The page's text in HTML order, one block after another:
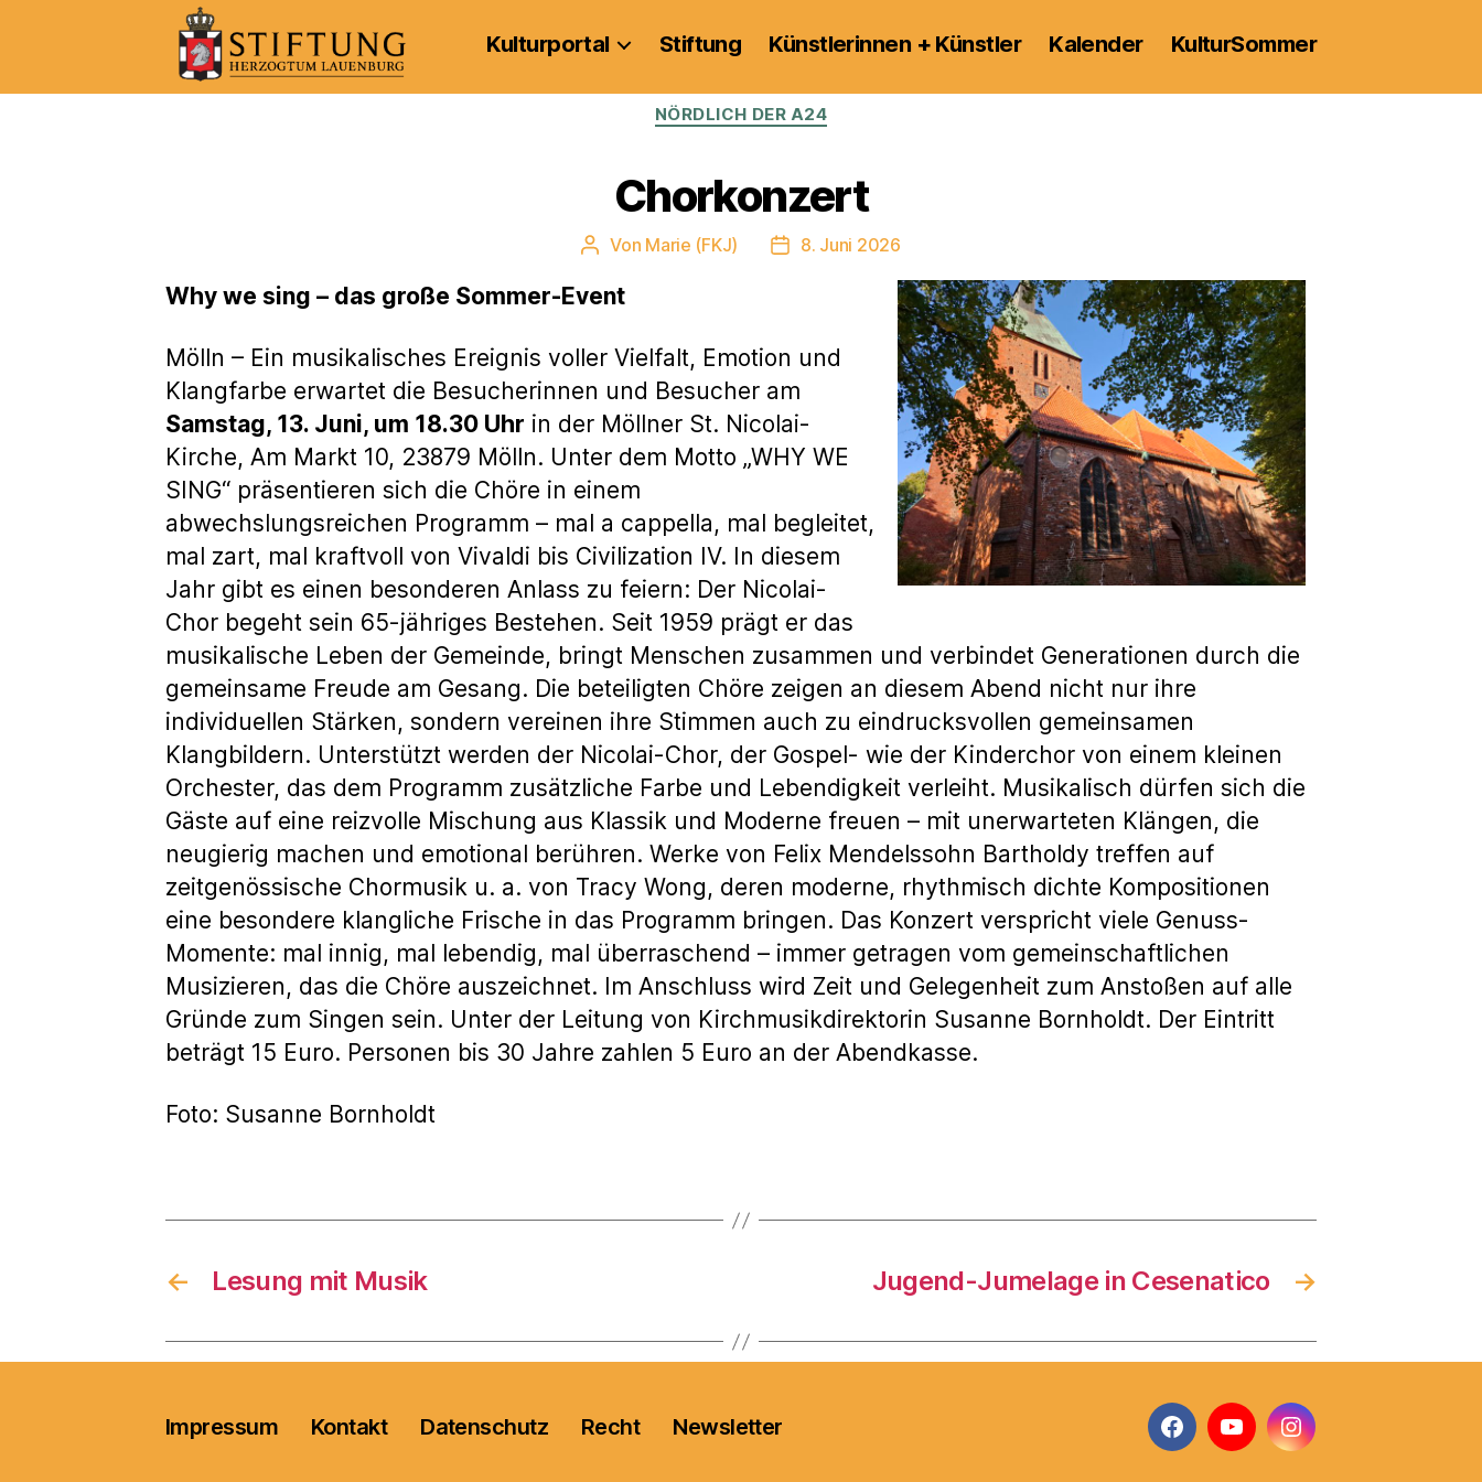
Kulturportal
Kulturportal Stiftung Künstlerinnen + Künstler Kalender KulturSommer
Kategorien
NÖRDLICH DER A24
Chorkonzert
Beitragsautor
Von Marie (FKJ) Veröffentlichungsdatum
8. Juni 2026
Why we sing – das große Sommer-Event
Mölln – Ein musikalisches Ereignis voller Vielfalt, Emotion und
Klangfarbe erwartet die Besucherinnen und Besucher am
Samstag, 13. Juni, um 18.30 Uhr in der Möllner St. Nicolai-
Kirche, Am Markt 10, 23879 Mölln. Unter dem Motto „WHY WE
SING“ präsentieren sich die Chöre in einem
abwechslungsreichen Programm – mal a cappella, mal begleitet,
mal zart, mal kraftvoll von Vivaldi bis Civilization IV. In diesem
Jahr gibt es einen besonderen Anlass zu feiern: Der Nicolai-
Chor begeht sein 65-jähriges Bestehen. Seit 1959 prägt er das
musikalische Leben der Gemeinde, bringt Menschen zusammen und verbindet Generationen durch die
gemeinsame Freude am Gesang. Die beteiligten Chöre zeigen an diesem Abend nicht nur ihre
individuellen Stärken, sondern vereinen ihre Stimmen auch zu eindrucksvollen gemeinsamen
Klangbildern. Unterstützt werden der Nicolai-Chor, der Gospel- wie der Kinderchor von einem kleinen
Orchester, das dem Programm zusätzliche Farbe und Lebendigkeit verleiht. Musikalisch dürfen sich die
Gäste auf eine reizvolle Mischung aus Klassik und Moderne freuen – mit unerwarteten Klängen, die
neugierig machen und emotional berühren. Werke von Felix Mendelssohn Bartholdy treffen auf
zeitgenössische Chormusik u. a. von Tracy Wong, deren moderne, rhythmisch dichte Kompositionen
eine besondere klangliche Frische in das Programm bringen. Das Konzert verspricht viele Genuss-
Momente: mal innig, mal lebendig, mal überraschend – immer getragen vom gemeinschaftlichen
Musizieren, das die Chöre auszeichnet. Im Anschluss wird Zeit und Gelegenheit zum Anstoßen auf alle
Gründe zum Singen sein. Unter der Leitung von Kirchmusikdirektorin Susanne Bornholdt. Der Eintritt
beträgt 15 Euro. Personen bis 30 Jahre zahlen 5 Euro an der Abendkasse.
Foto: Susanne Bornholdt
← Lesung mit Musik →
Jugend-Jumelage in Cesenatico
Impressum Kontakt Datenschutz Recht Newsletter
FacebookYouTubeInstagram